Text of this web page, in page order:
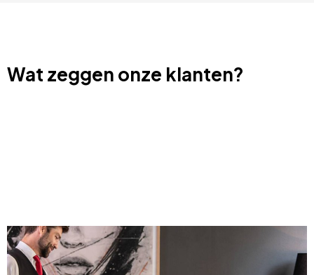
Wat zeggen onze klanten?